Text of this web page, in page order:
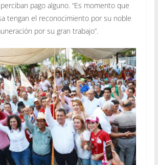
pago alguno. “Es momento que
tengan el reconocimiento por su noble
por su gran trabajo”.